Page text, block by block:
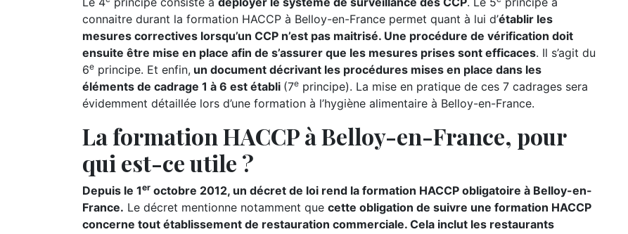
connaitre durant la formation HACCP à Belloy-en-France permet quant à lui d’établir les
mesures correctives lorsqu’un CCP n’est pas maitrisé. Une procédure de vérification doit
ensuite être mise en place afin de s’assurer que les mesures prises sont efficaces. Il s’agit du
6e principe. Et enfin, un document décrivant les procédures mises en place dans les
éléments de cadrage 1 à 6 est établi (7e principe). La mise en pratique de ces 7 cadrages sera
évidemment détaillée lors d’une formation à l’hygiène alimentaire à Belloy-en-France.
La formation HACCP à Belloy-en-France, pour
qui est-ce utile ?
Depuis le 1er octobre 2012, un décret de loi rend la formation HACCP obligatoire à Belloy-en-
France. Le décret mentionne notamment que cette obligation de suivre une formation HACCP
concerne tout établissement de restauration commerciale. Cela inclut les restaurants